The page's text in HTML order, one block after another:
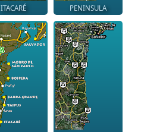
ITACARÉ PENINSULA